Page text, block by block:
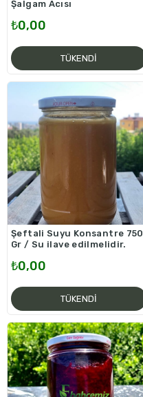
TÜKENDI
Şalgam Acısı
₺0,00
TÜKENDI
Şeftali Suyu Konsantre 750
Gr / Su ilave edilmelidir.
₺0,00